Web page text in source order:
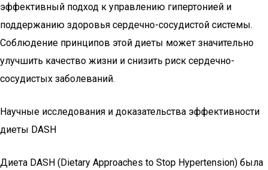
эффективный подход к управлению гипертонией и
поддержанию здоровья сердечно-сосудистой системы.
Соблюдение принципов этой диеты может значительно
улучшить качество жизни и снизить риск сердечно-
сосудистых заболеваний.
Научные исследования и доказательства эффективности
диеты DASH
Диета DASH (Dietary Approaches to Stop Hypertension) была